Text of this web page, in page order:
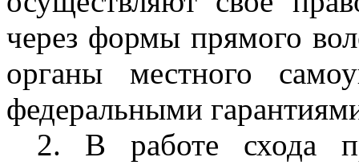
через формы прямого
органы местного
федеральными
2. В работе схода